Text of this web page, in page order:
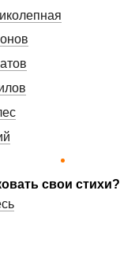
свои стихи?